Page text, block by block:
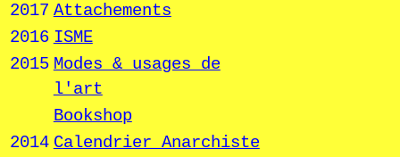
2017 Attachements
2016 ISME
2015 Modes & usages de
l'art
Bookshop
2014 Calendrier Anarchiste